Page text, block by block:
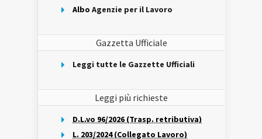
Albo Agenzie per il Lavoro
Gazzetta Ufficiale
Leggi tutte le Gazzette Ufficiali
Leggi più richieste
D.L.vo 96/2026 (Trasp. retributiva)
L. 203/2024 (Collegato Lavoro)